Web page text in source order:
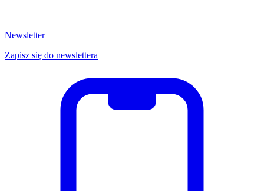
Newsletter
Zapisz się do newslettera